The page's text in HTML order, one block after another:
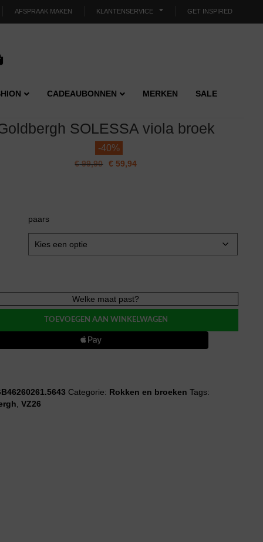
AFSPRAAK MAKEN KLANTENSERVICE GET INSPIRED
CADEAUBONNEN MERKEN SALE
SOLESSA viola broek
-40%
€99,90 € 59,94
paars
Welke maat past?
TOEVOEGEN AAN WINKELWAGEN
Categorie: Rokken en broeken Tags:
,VZ26